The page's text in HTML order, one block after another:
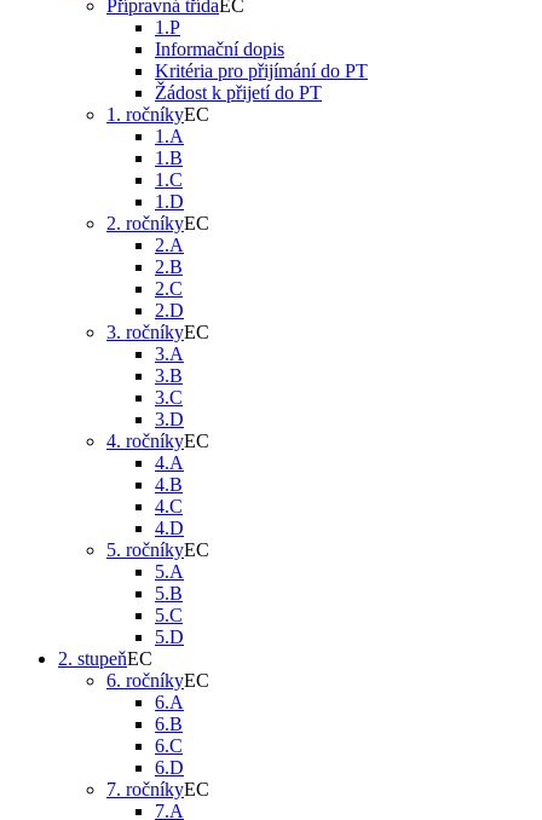
Přípravná třída
1.P
Informační dopis
Kritéria pro přijímání do PT
Žádost k přijetí do PT
1. ročníky
1.A
1.B
1.C
1.D
2. ročníky
2.A
2.B
2.C
2.D
3. ročníky
3.A
3.B
3.C
3.D
4. ročníky
4.A
4.B
4.C
4.D
5. ročníky
5.A
5.B
5.C
5.D
2. stupeň
6. ročníky
6.A
6.B
6.C
6.D
7. ročníky
7.A